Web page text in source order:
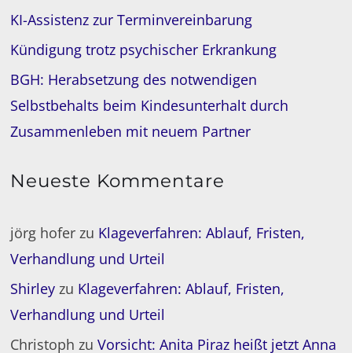
KI-Assistenz zur Terminvereinbarung
Kündigung trotz psychischer Erkrankung
BGH: Herabsetzung des notwendigen
Selbstbehalts beim Kindesunterhalt durch
Zusammenleben mit neuem Partner
Neueste Kommentare
jörg hofer zu Klageverfahren: Ablauf, Fristen,
Verhandlung und Urteil
Shirley zu Klageverfahren: Ablauf, Fristen,
Verhandlung und Urteil
Christoph zuVorsicht: Anita Piraz heißt jetzt Anna